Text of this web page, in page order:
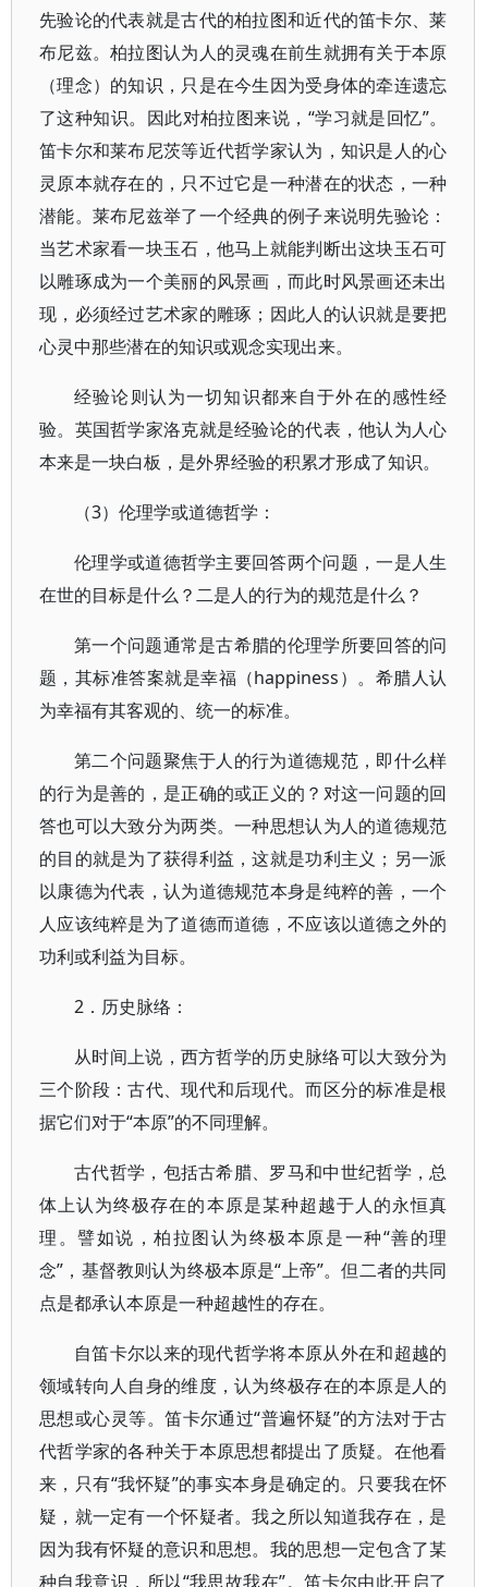
先验论的代表就是古代的柏拉图和近代的笛卡尔、莱
布尼兹。柏拉图认为人的灵魂在前生就拥有关于本原
（理念）的知识，只是在今生因为受身体的牵连遗忘
了这种知识。因此对柏拉图来说，“学习就是回忆”。
笛卡尔和莱布尼茨等近代哲学家认为，知识是人的心
灵原本就存在的，只不过它是一种潜在的状态，一种
潜能。莱布尼兹举了一个经典的例子来说明先验论：
当艺术家看一块玉石，他马上就能判断出这块玉石可
以雕琢成为一个美丽的风景画，而此时风景画还未出
现，必须经过艺术家的雕琢；因此人的认识就是要把
心灵中那些潜在的知识或观念实现出来。
经验论则认为一切知识都来自于外在的感性经
验。英国哲学家洛克就是经验论的代表，他认为人心
本来是一块白板，是外界经验的积累才形成了知识。
（3）伦理学或道德哲学：
伦理学或道德哲学主要回答两个问题，一是人生
在世的目标是什么？二是人的行为的规范是什么？
第一个问题通常是古希腊的伦理学所要回答的问
题，其标准答案就是幸福（happiness）。希腊人认
为幸福有其客观的、统一的标准。
第二个问题聚焦于人的行为道德规范，即什么样
的行为是善的，是正确的或正义的？对这一问题的回
答也可以大致分为两类。一种思想认为人的道德规范
的目的就是为了获得利益，这就是功利主义；另一派
以康德为代表，认为道德规范本身是纯粹的善，一个
人应该纯粹是为了道德而道德，不应该以道德之外的
功利或利益为目标。
2．历史脉络：
从时间上说，西方哲学的历史脉络可以大致分为
三个阶段：古代、现代和后现代。而区分的标准是根
据它们对于“本原”的不同理解。
古代哲学，包括古希腊、罗马和中世纪哲学，总
体上认为终极存在的本原是某种超越于人的永恒真
理。譬如说，柏拉图认为终极本原是一种“善的理
念”，基督教则认为终极本原是“上帝”。但二者的共同
点是都承认本原是一种超越性的存在。
自笛卡尔以来的现代哲学将本原从外在和超越的
领域转向人自身的维度，认为终极存在的本原是人的
思想或心灵等。笛卡尔通过“普遍怀疑”的方法对于古
代哲学家的各种关于本原思想都提出了质疑。在他看
来，只有“我怀疑”的事实本身是确定的。只要我在怀
疑，就一定有一个怀疑者。我之所以知道我存在，是
因为我有怀疑的意识和思想。我的思想一定包含了某
种自我意识，所以“我思故我在”。笛卡尔由此开启了